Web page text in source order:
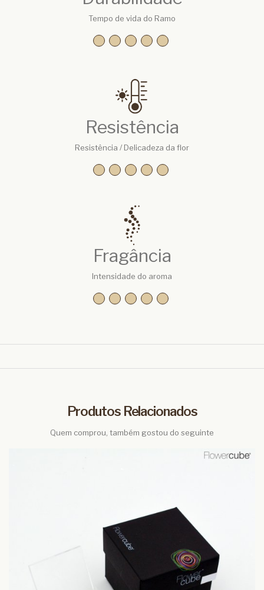
Tempo de vida do Ramo
Resistência
Resistência / Delicadeza da flor
Fragância
Intensidade do aroma
Produtos Relacionados
Quem comprou, também gostou do seguinte